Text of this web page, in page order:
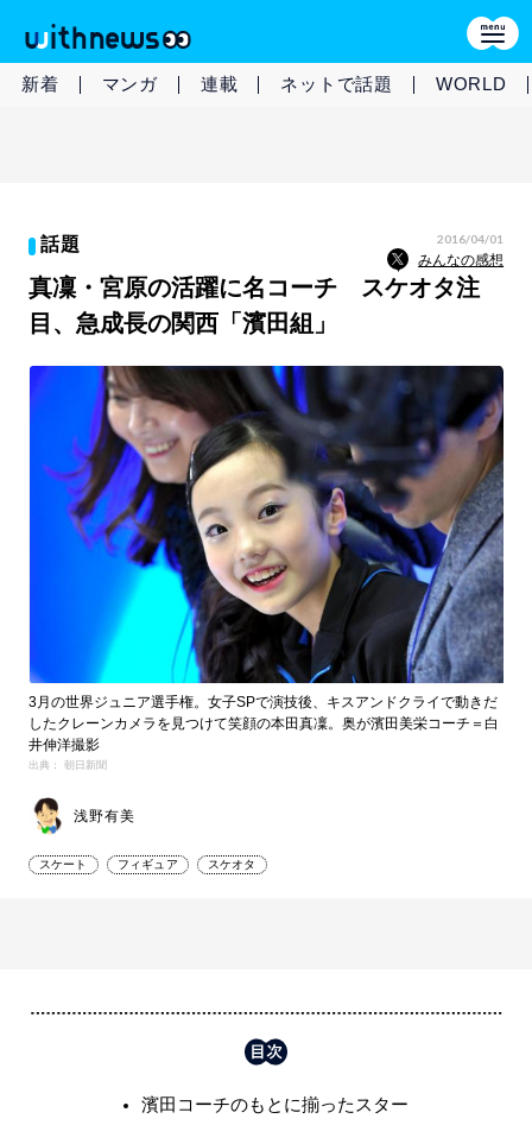
新着 マンガ 連載 ネットで話題 WORLD
話題 2016/04/01
みんなの感想
真凜・宮原の活躍に名コーチ スケオタ注
目、急成長の関西「濱田組」
3月の世界ジュニア選手権。女子SPで演技後、キスアンドクライで動きだ
したクレーンカメラを見つけて笑顔の本田真凜。奥が濱田美栄コーチ＝白
井伸洋撮影
出典： 朝日新聞
浅野有美
スケート フィギュア スケオタ
濱田コーチのもとに揃ったスター